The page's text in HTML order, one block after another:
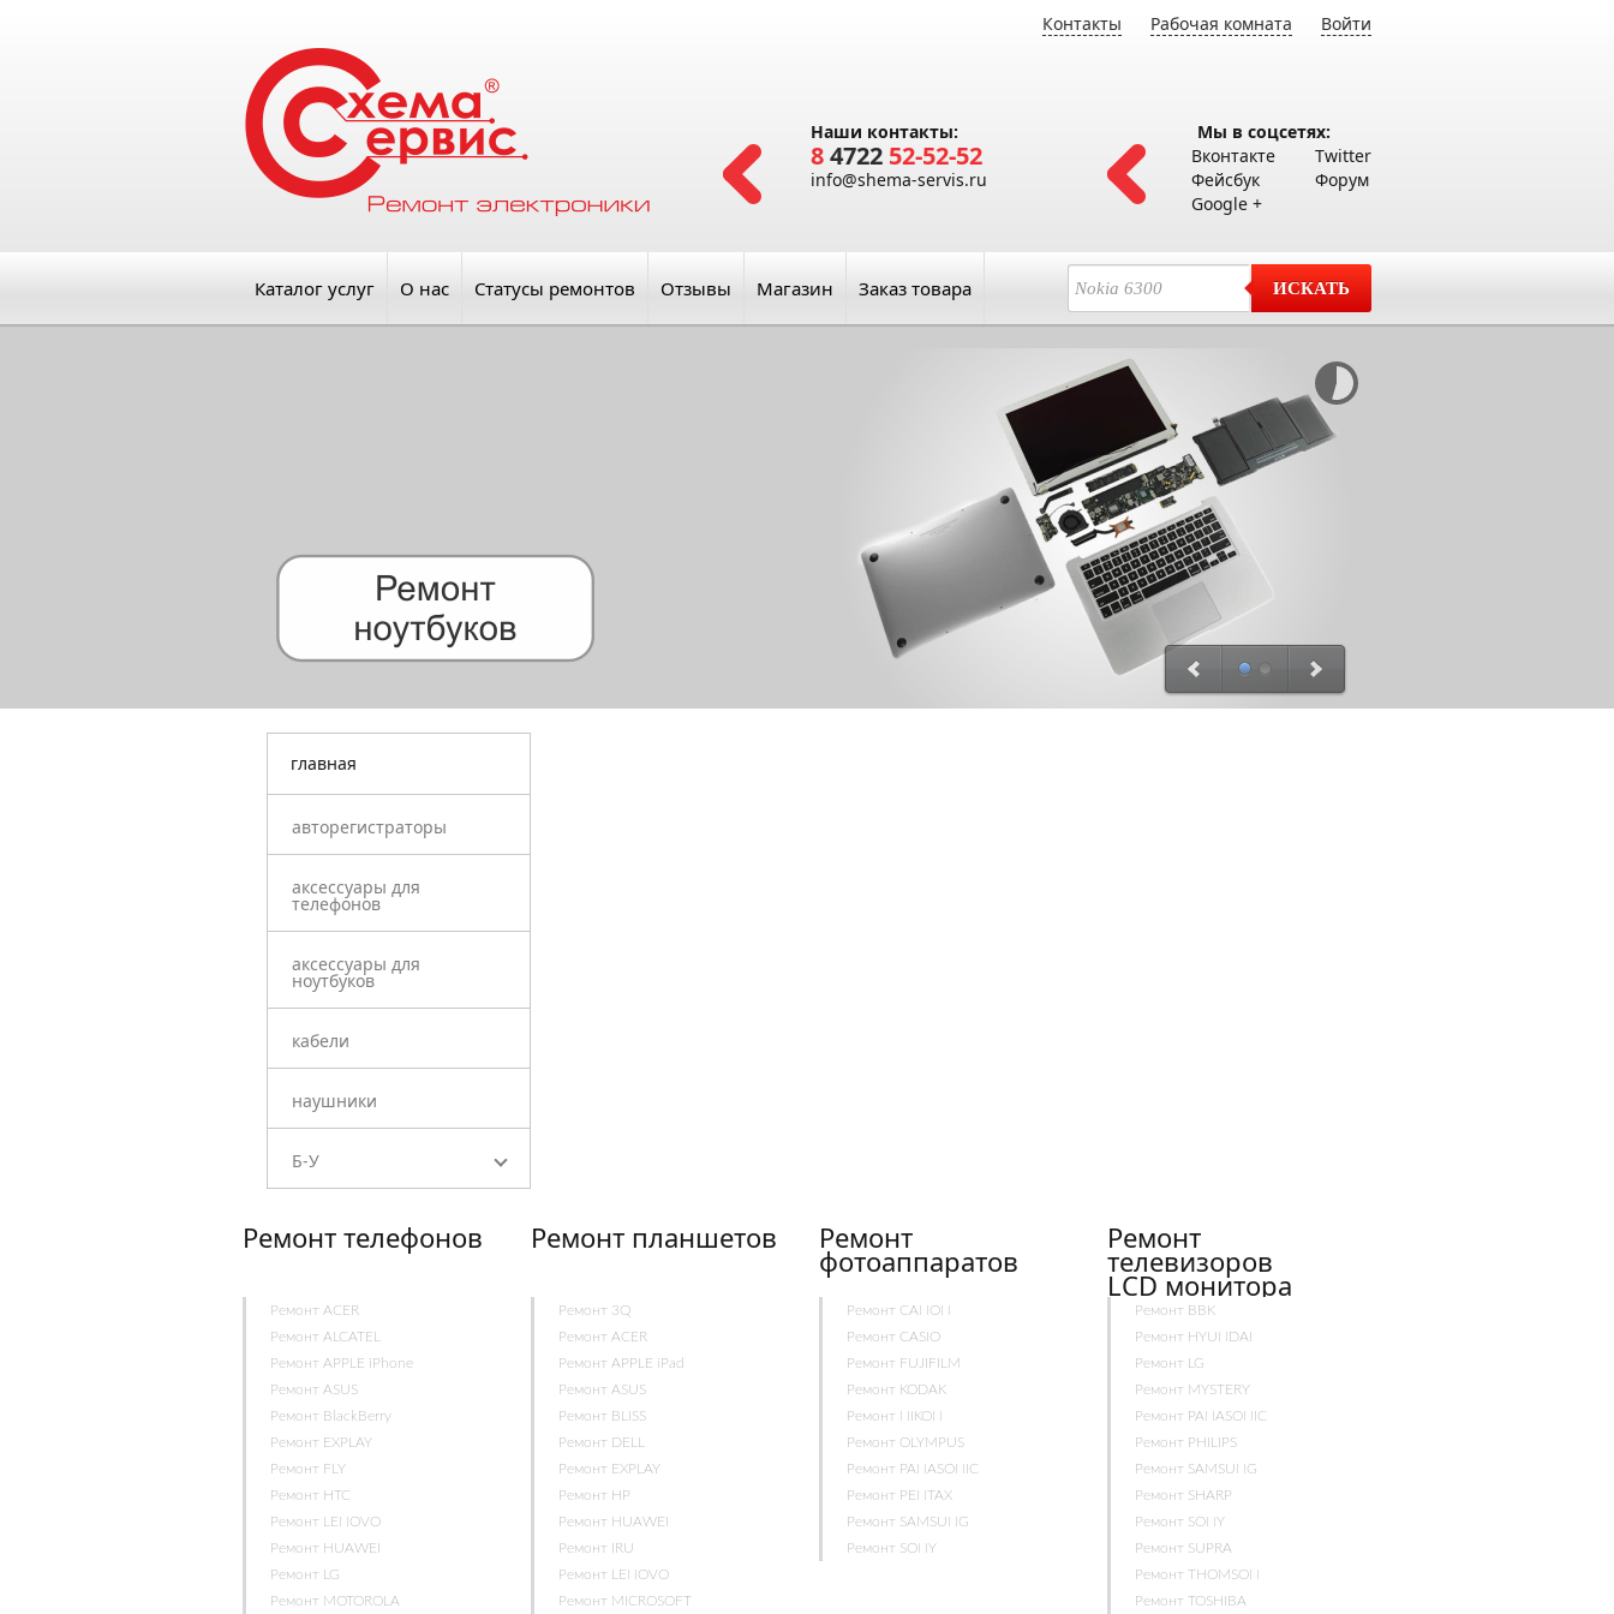
Контакты Рабочая комната Войти
Наши контакты:
84722 52-52-52
info@shema-servis.ru
Мы в соцсетях:
Вконтакте
Фейсбук
Google +
Twitter
Форум
Каталог услуг О нас Статусы ремонтов Отзывы Магазин Заказ товара ИСКАТЬ
главная
авторегистраторы
аксессуары для
телефонов
аксессуары для
ноутбуков
кабели
наушники
Б-У
Ремонт телефонов
Ремонт ACER
Ремонт ALCATEL
Ремонт APPLE iPhone
Ремонт ASUS
Ремонт BlackBerry
Ремонт EXPLAY
Ремонт FLY
Ремонт HTC
Ремонт LENOVO
Ремонт HUAWEI
Ремонт LG
Ремонт MOTOROLA
Ремонт планшетов
Ремонт 3Q
Ремонт ACER
Ремонт APPLE iPad
Ремонт ASUS
Ремонт BLISS
Ремонт DELL
Ремонт EXPLAY
Ремонт HP
Ремонт HUAWEI
Ремонт IRU
Ремонт LENOVO
Ремонт MICROSOFT
Ремонт
фотоаппаратов
Ремонт CANON
Ремонт CASIO
Ремонт FUJIFILM
Ремонт KODAK
Ремонт NIKON
Ремонт OLYMPUS
Ремонт PANASONIC
Ремонт PENTAX
Ремонт SAMSUNG
Ремонт SONY
Ремонт
телевизоров
LCD монитора
Ремонт BBK
Ремонт HYUNDAI
Ремонт LG
Ремонт MYSTERY
Ремонт PANASONIC
Ремонт PHILIPS
Ремонт SAMSUNG
Ремонт SHARP
Ремонт SONY
Ремонт SUPRA
Ремонт THOMSON
Ремонт TOSHIBA